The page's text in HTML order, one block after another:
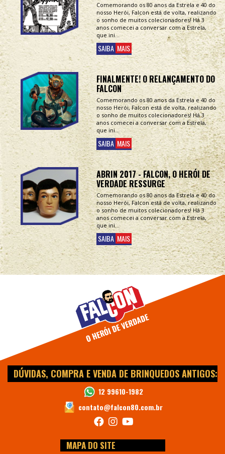
Comemorando os 80 anos da Estrela e 40 do
nosso Herói, Falcon está de volta, realizando
o sonho de muitos colecionadores! Há 3
anos comecei a conversar com a Estrela,
que ini...
SAIBA MAIS
FINALMENTE! O RELANÇAMENTO DO
FALCON
Comemorando os 80 anos da Estrela e 40 do
nosso Herói, Falcon está de volta, realizando
o sonho de muitos colecionadores! Há 3
anos comecei a conversar com a Estrela,
que ini...
SAIBA MAIS
ABRIN 2017 - FALCON, O HERÓI DE
VERDADE RESSURGE
Comemorando os 80 anos da Estrela e 40 do
nosso Herói, Falcon está de volta, realizando
o sonho de muitos colecionadores! Há 3
anos comecei a conversar com a Estrela,
que ini...
SAIBA MAIS
DÚVIDAS, COMPRA E VENDA DE BRINQUEDOS ANTIGOS:
12 99610-1982
contato@falcon80.com.br
MAPA DO SITE